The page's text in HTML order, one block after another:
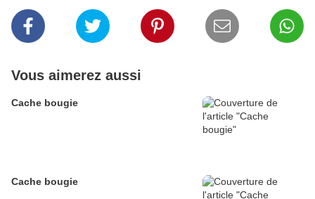
Vous aimerez aussi
Cache bougie
Cache bougie